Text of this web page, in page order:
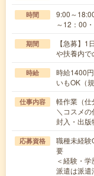
時間
9:00～
～12：00
期間
【急募】
や扶養内で
時給
時給1400
いもOK（
仕事内容
軽作業（仕
＼コスメ
封入・出
応募資格
職種未経験
要
＜経験・
派遣は派